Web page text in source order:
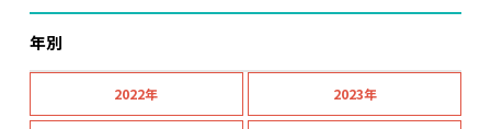
年別
2022年 2023年